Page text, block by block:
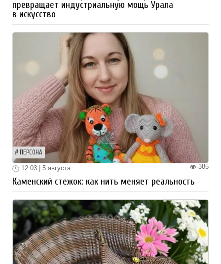
превращает индустриальную мощь Урала
в искусство
ПЕРСОНА
385
12:03 | 5 августа
Каменский стежок: как нить меняет реальность